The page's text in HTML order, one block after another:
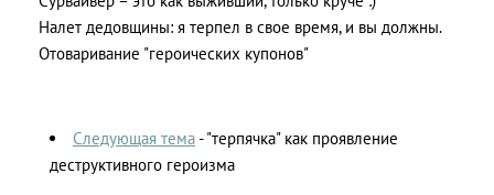
Налет дедовщины: я терпел в свое время, и вы должны.
Отоваривание "героических купонов"
Следующая тема- "терпячка" как проявление
деструктивного героизма